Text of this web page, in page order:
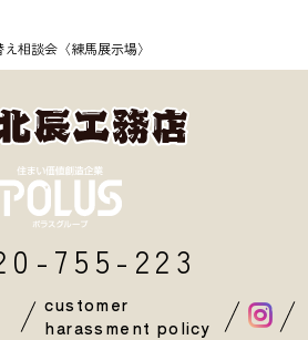
相談会〈練馬展示場〉
755-223
customer
harassment policy